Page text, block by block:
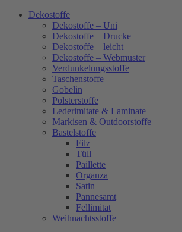
Dekostoffe
Dekostoffe – Uni
Dekostoffe – Drucke
Dekostoffe – leicht
Dekostoffe – Webmuster
Verdunkelungsstoffe
Taschenstoffe
Gobelin
Polsterstoffe
Lederimitate & Laminate
Markisen & Outdoorstoffe
Bastelstoffe
Filz
Tüll
Paillette
Organza
Satin
Pannesamt
Fellimitat
Weihnachtsstoffe